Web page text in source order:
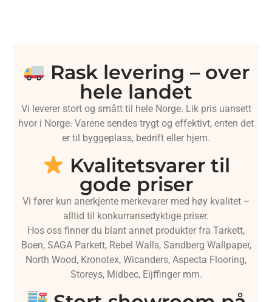
Rask levering – over
hele landet
Vi leverer stort og smått til hele Norge. Lik pris uansett
hvor i Norge. Varene sendes trygt og effektivt, enten det
er til byggeplass, bedrift eller hjem.
Kvalitetsvarer til
gode priser
Vi fører kun anerkjente merkevarer med høy kvalitet –
alltid til konkurransedyktige priser.
Hos oss finner du blant annet produkter fra Tarkett,
Boen, SAGA Parkett, Rebel Walls, Sandberg Wallpaper,
North Wood, Kronotex, Wicanders, Aspecta Flooring,
Storeys, Midbec, Eijffinger mm.